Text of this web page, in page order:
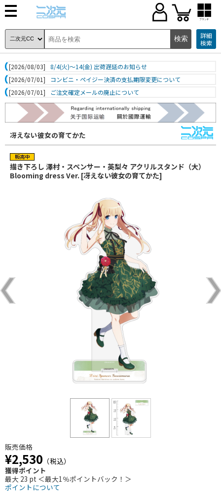
ブランド
詳細
検索
[2026/08/03]
8/4(火)～14(金) 出荷遅延のお知らせ
[2026/07/01]
コンビニ・ペイジー決済の支払期限変更について
[2026/07/01]
ご注文確定メールの廃止について
冴えない彼女の育てかた
描き下ろし 澤村・スペンサー・英梨々 アクリルスタンド（大）
Blooming dress Ver. [冴えない彼女の育てかた]
販売価格
¥2,530 （税込）
獲得ポイント
最大 23 pt ＜最大1％ポイントバック！＞
ポイントについて